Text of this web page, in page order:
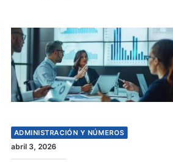
ADMINISTRACIÓN Y NÚMEROS
abril 3, 2026